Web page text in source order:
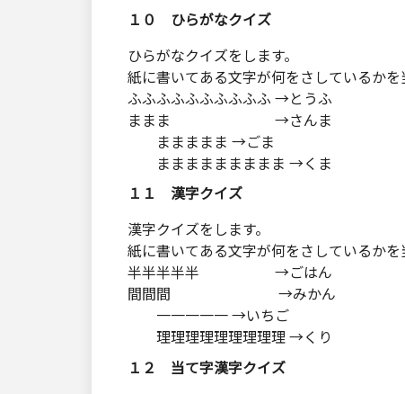
１０ ひらがなクイズ
ひらがなクイズをします。
紙に書いてある文字が何をさしているかを
ふふふふふふふふふふ →とうふ
ままま →さんま
ままままま →ごま
ままままままままま →くま
１１ 漢字クイズ
漢字クイズをします。
紙に書いてある文字が何をさしているかを
半半半半半 →ごはん
間間間 →みかん
一一一一一 →いちご
理理理理理理理理理 →くり
１２ 当て字漢字クイズ